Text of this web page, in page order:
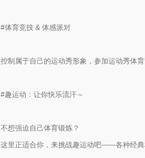
#体育竞技 & 体感派对
控制属于自己的运动秀形象，参加运动秀体
#趣运动：让你快乐流汗～
不想强迫自己体育锻炼？
这里正适合你，来挑战趣运动吧——各种经典